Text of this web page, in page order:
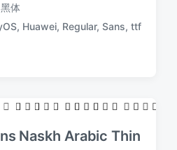
黑体
, Huawei, Regular, Sans, ttf
Naskh Arabic Thin